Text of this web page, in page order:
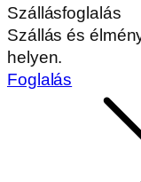
Szállásfoglalás
Szállás és
helyen.
Foglalás